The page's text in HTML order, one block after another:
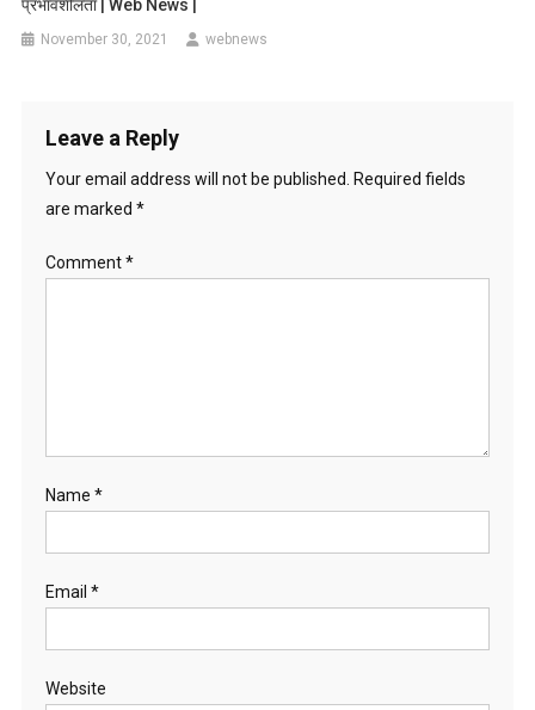
प्रभावशीलता | Web News |
November 30, 2021 webnews
Leave a Reply
Your email address will not be published.
Required fields
are marked *
Comment*
Name *
Email *
Website